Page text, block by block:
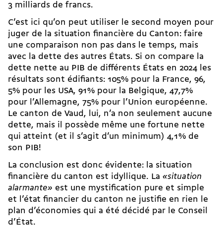
3 milliards de francs.
C’est ici qu’on peut utiliser le second moyen pour
juger de la situation financière du Canton: faire
une comparaison non pas dans le temps, mais
avec la dette des autres États. Si on compare la
dette nette au PIB de différents États en 2024 les
résultats sont édifiants: 105% pour la France, 96,
5% pour les USA, 91% pour la Belgique, 47,7%
pour l’Allemagne, 75% pour l’Union européenne.
Le canton de Vaud, lui, n’a non seulement aucune
dette, mais il possède même une fortune nette
qui atteint (et il s’agit d’un minimum) 4,1% de
son PIB!
La conclusion est donc évidente: la situation
financière du canton est idyllique. La «situation
alarmante» est une mystification pure et simple
et l’état financier du canton ne justifie en rien le
plan d’économies qui a été décidé par le Conseil
d’État.